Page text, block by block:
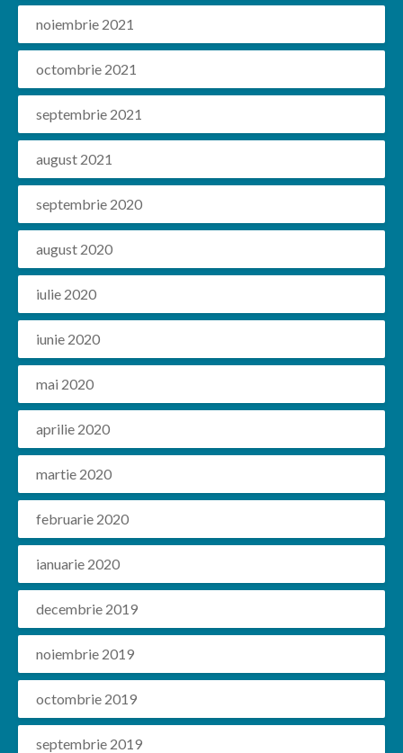
noiembrie 2021
octombrie 2021
septembrie 2021
august 2021
septembrie 2020
august 2020
iulie 2020
iunie 2020
mai 2020
aprilie 2020
martie 2020
februarie 2020
ianuarie 2020
decembrie 2019
noiembrie 2019
octombrie 2019
septembrie 2019